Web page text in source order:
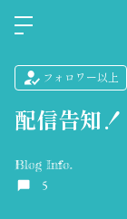
フォロワー以上
配信告知！
Blog Info.
5